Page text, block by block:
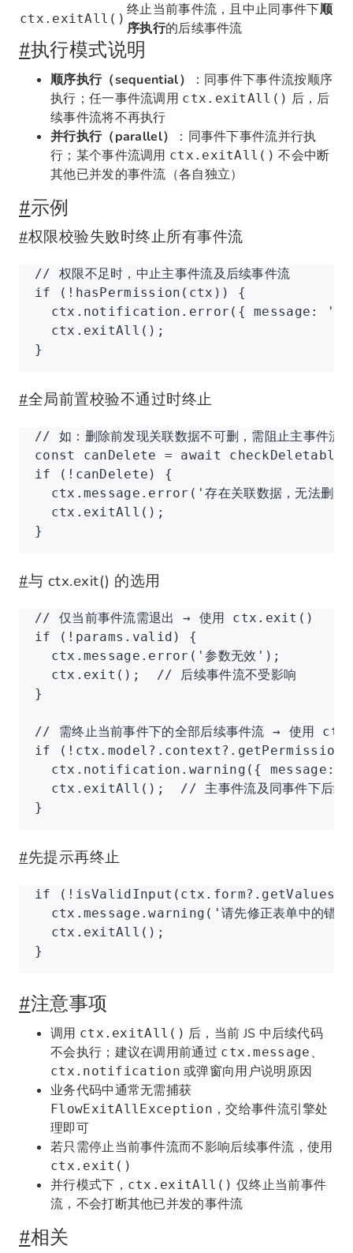
ctx.exitAll()
终止当前事件流，且中止同事件下顺
序执行的后续事件流
#执行模式说明
顺序执行（sequential）
：同事件下事件流按顺序
执行；任一事件流调用 ctx.exitAll() 后，后
续事件流将不再执行
并行执行（parallel）
：同事件下事件流并行执
行；某个事件流调用 ctx.exitAll() 不会中断
其他已并发的事件流（各自独立）
#示例
#权限校验失败时终止所有事件流
// 权限不足时，中止主事件流及后续事件流
if ( ! hasPermission (ctx)) {
  ctx
. notification .error ({ message :
'无
  ctx
.exitAll ();
}
#全局前置校验不通过时终止
// 如：删除前发现关联数据不可删，需阻止主事件流
const
canDelete = await checkDeletable
if ( ! canDelete) {
  ctx
. message .error ( '存在关联数据，无法删
  ctx
.exitAll ();
}
#与 ctx.exit() 的选用
// 仅当前事件流需退出 → 使用 ctx.exit()
if ( ! params .valid) {
  ctx
. message .error ( '参数无效' );
  ctx
.exit (); // 后续事件流不受影响
}
// 需终止当前事件下的全部后续事件流 → 使用
if ( ! ctx . model ?. context
  ctx
. notification .warning ({ message :
  ctx
.exitAll (); // 主事件流及同事件下后续
}
#先提示再终止
if ( ! isValidInput ( ctx . form?.getValues?.
  ctx
. message .warning ( '请先修正表单中的错
  ctx
.exitAll ();
}
#注意事项
调用 ctx.exitAll() 后，当前 JS 中后续代码
不会执行；建议在调用前通过 ctx.message 、
ctx.notification 或弹窗向用户说明原因
业务代码中通常无需捕获
FlowExitAllException ，交给事件流引擎处
理即可
若只需停止当前事件流而不影响后续事件流，使用
ctx.exit()
并行模式下， ctx.exitAll() 仅终止当前事件
流，不会打断其他已并发的事件流
#相关